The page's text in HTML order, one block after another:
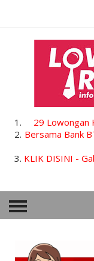
29 Lowongan
Bersama Bank
KLIK DISINI -
HOME